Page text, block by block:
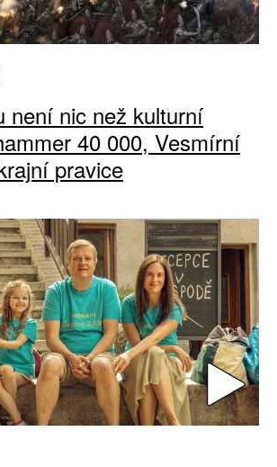
není nic než kulturní
40 000, Vesmírní
pravice